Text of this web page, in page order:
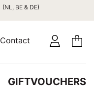
(NL, BE & DE)
Contact
GIFTVOUCHERS